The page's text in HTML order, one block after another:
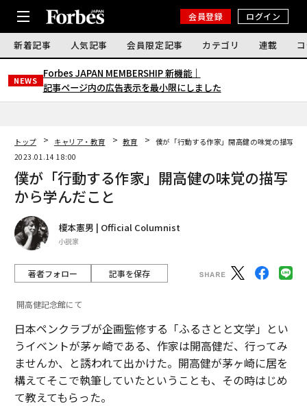
会員登録 ログイン
新着記事 人気記事 会員限定記事 カテゴリ 連載
NEWS
Forbes JAPAN MEMBERSHIP 新機能｜
記事ページ内の広告表示を最小限にしました
トップ キャリア・教育 教育
僕が「行動する作家」開高健の味覚の描写か
2023.01.14 18:00
僕が「行動する作家」開高健の味覚の描写
から学んだこと
榎本憲男 | Official Columnist
小説家
著者フォロー 記事を保存
開高健記念館にて
日本ペンクラブが企画監修する「ふるさとと文学」とい
うイベントが茅ヶ崎である、作家は開高健だ、行ってみ
ませんか、と誘われて出かけた。開高健が茅ヶ崎に居を
構えてそこで執筆していたということも、その時はじめ
て教えてもらった。